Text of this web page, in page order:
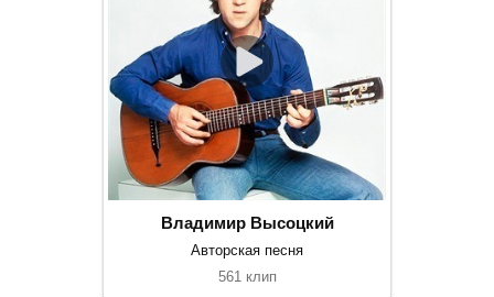
Владимир Высоцкий
Авторская песня
561 клип